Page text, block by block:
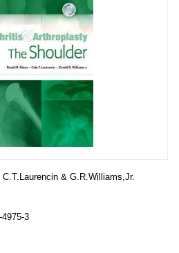
& G.R.Williams,Jr.
3